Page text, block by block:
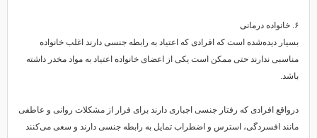
۶. خانواده درمانی
بسیار دیده‌شده است که افرادی که اعتیاد به رابطه جنسی دارند اغلب خانواده
مناسبی ندارند حتی ممکن است یکی از اعضای خانواده اعتیاد به مواد مخدر داشته
باشد.
درواقع افرادی که رفتار جنسی اجباری دارند برای فرار از مشکلات روانی و عاطفی
مانند افسردگی، استرس و اضطراب تمایل به رابطه جنسی دارند و سعی می‌کنند